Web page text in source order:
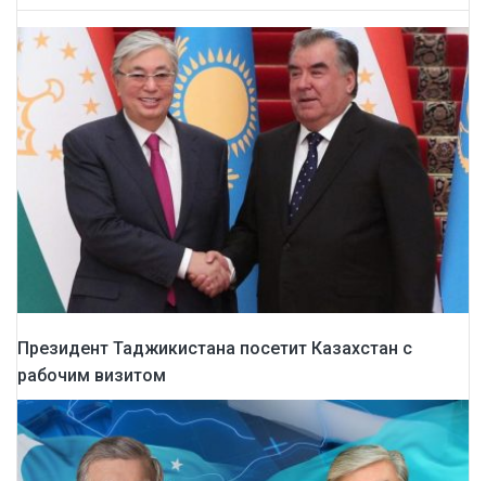
Президент Таджикистана посетит Казахстан с
рабочим визитом